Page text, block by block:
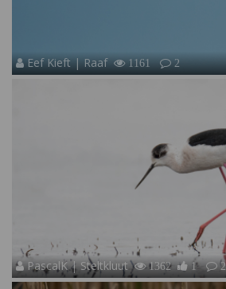
Eef Kieft | Raaf 1161 2
PascalK | Steltkluut 1362 1 2